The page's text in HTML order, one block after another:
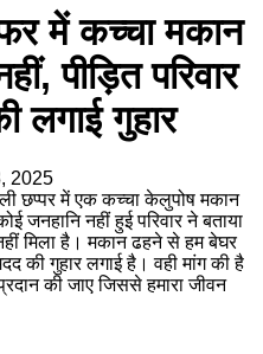
में कच्चा मकान
पीड़ित परिवार
लगाई गुहार
2025
छप्पर में एक कच्चा केलुपोष मकान
जनहानि नहीं हुई परिवार ने बताया
मिला है। मकान ढहने से हम बेघर
की गुहार लगाई है। वही मांग की है
की जाए जिससे हमारा जीवन